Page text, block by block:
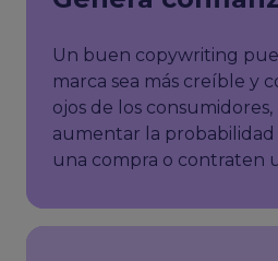
Un buen copywriting
marca sea más creíble y
ojos de los
aumentar la
una compra o contraten